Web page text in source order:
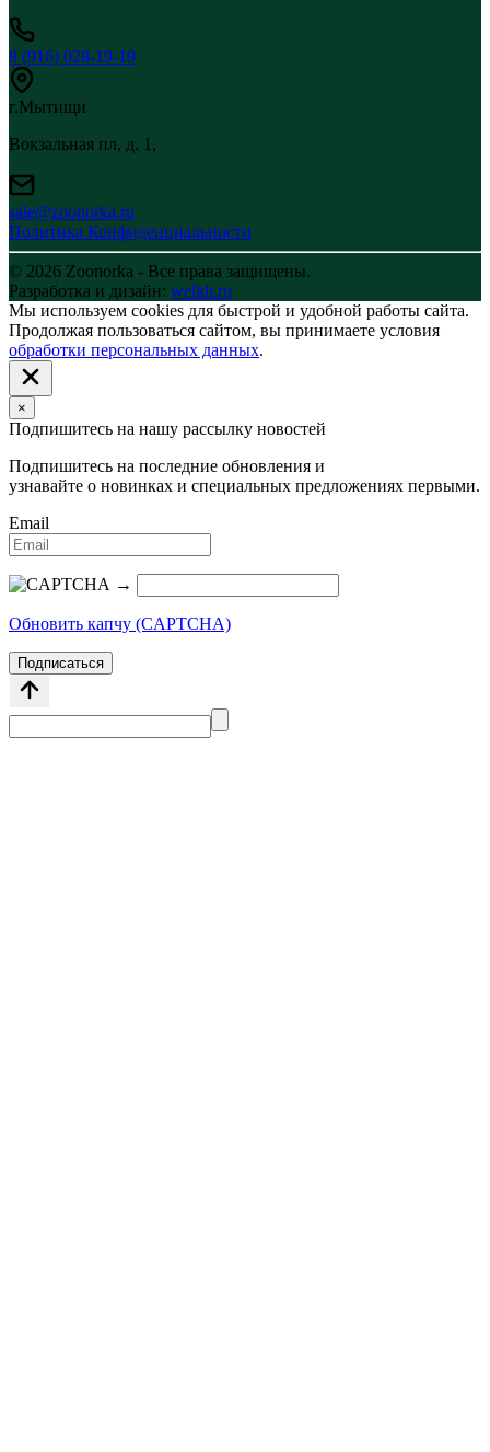
8 (916) 028-19-19
г.Мытищи
Вокзальная пл, д. 1,
sale@zoonorka.ru
Политика Конфиденциальности
© 2026 Zoonorka - Все права защищены.
Разработка и дизайн: welldi.ru
Мы используем cookies для быстрой и удобной работы сайта.
Продолжая пользоваться сайтом, вы принимаете условия
обработки персональных данных.
×
Подпишитесь на нашу рассылку новостей
Подпишитесь на последние обновления и
узнавайте о новинках и специальных предложениях первыми.
Email
→
Обновить капчу (CAPTCHA)
Подписаться